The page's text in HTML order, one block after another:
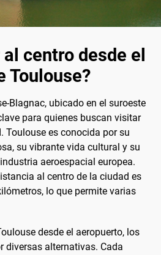
centro desde el
Toulouse?
Blagnac, ubicado en el suroeste
para quienes buscan visitar
Toulouse es conocida por su
su vibrante vida cultural y su
aeroespacial europea.
al centro de la ciudad es
lo que permite varias
desde el aeropuerto, los
diversas alternativas. Cada